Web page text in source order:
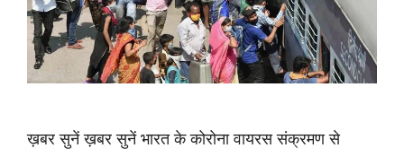
ख़बर सुनें ख़बर सुनें भारत के कोरोना वायरस संक्रमण से